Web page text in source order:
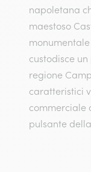
napoletana
maestoso
custodisce
regione
caratteristici
commerciale
pulsante